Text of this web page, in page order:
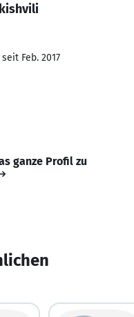
Feb. 2017
ganze Profil zu